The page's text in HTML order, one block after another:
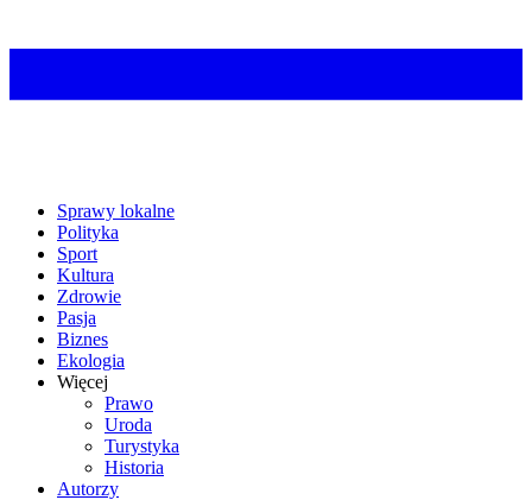
Sprawy lokalne
Polityka
Sport
Kultura
Zdrowie
Pasja
Biznes
Ekologia
Więcej
Prawo
Uroda
Turystyka
Historia
Autorzy